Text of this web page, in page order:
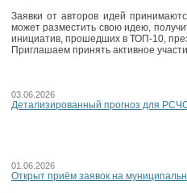
Заявки от авторов идей
может разместить свою идею,
инициатив, прошедших в ТОП‑10,
Приглашаем принять активное
03.06.2026
Детализированный прогноз для
01.06.2026
Открыт приём заявок на